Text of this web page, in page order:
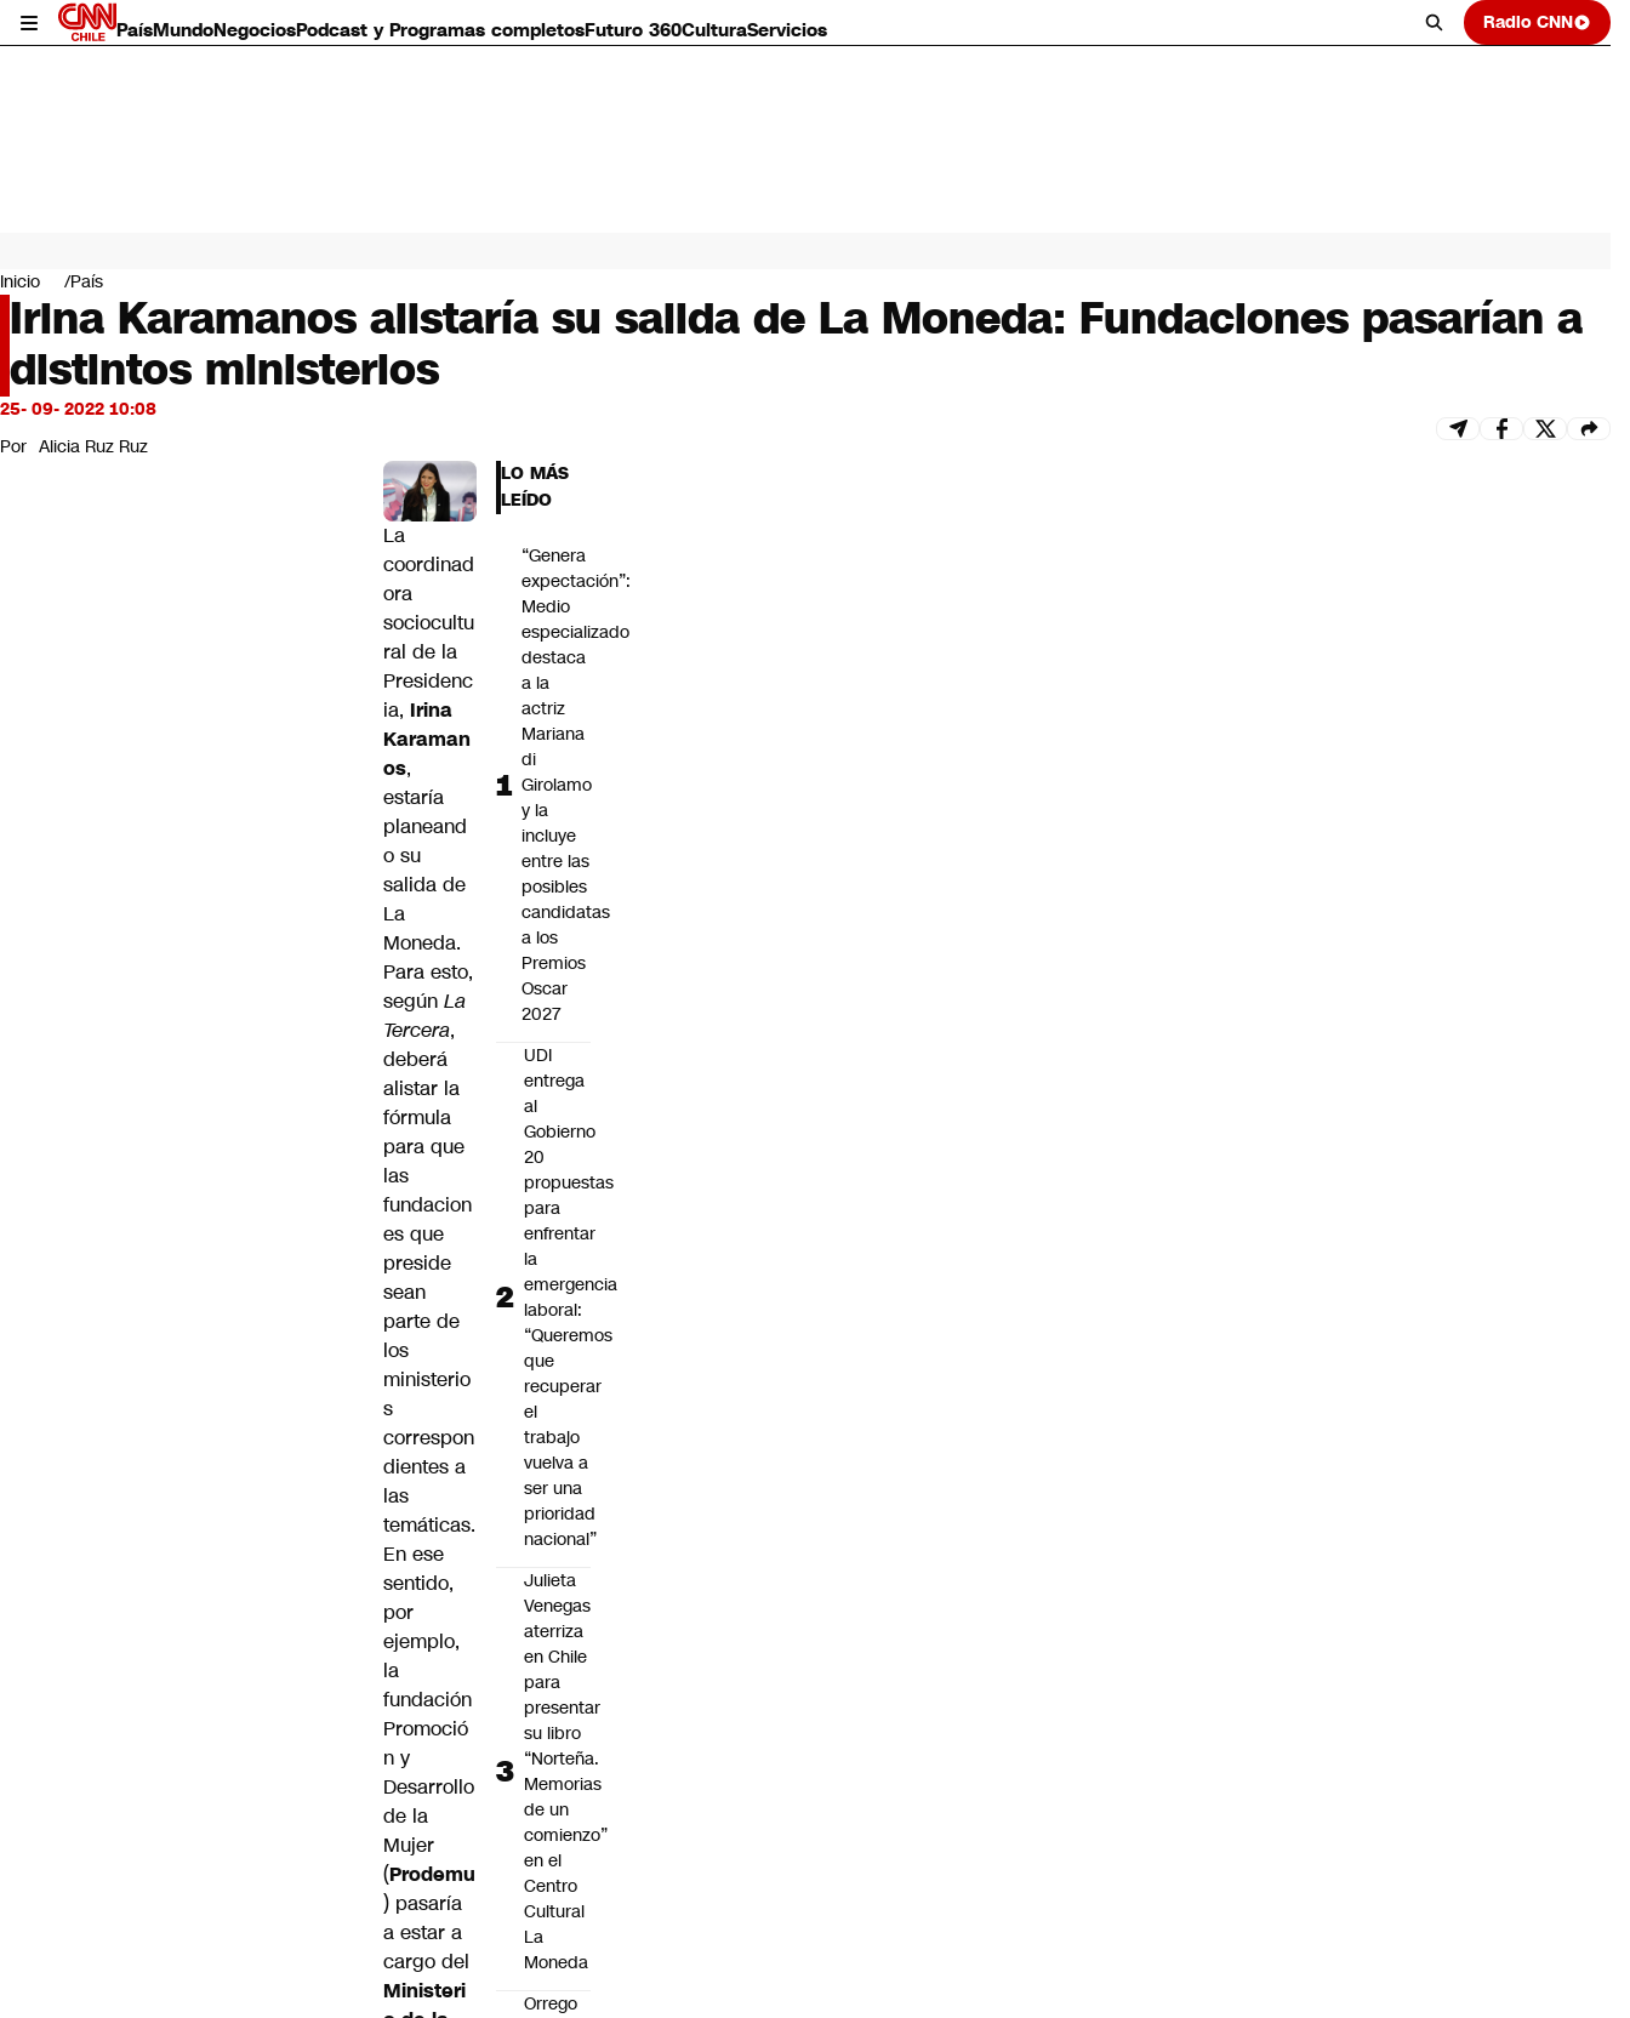
PaísMundoNegociosPodcast y Programas completosFuturo 360CulturaServicios Radio CNN
Mundo
Negocios
Deportes
Programas completos
Cultura
Servicios
Bits
CNN Data
Inicio País
Irina Karamanos alistaría su salida de La Moneda: Fundaciones pasarían a
distintos ministerios
25- 09- 2022 10:08
Por Alicia Ruz Ruz
La
coordinad
ora
sociocultu
ral de la
Presidenc
ia, Irina
Karaman
os,
estaría
planeand
o su
salida de
La
Moneda.
Para esto,
según La
Tercera,
deberá
alistar la
fórmula
para que
las
fundacion
es que
preside
sean
parte de
los
ministerio
s
correspon
dientes a
las
temáticas.
En ese
sentido,
por
ejemplo,
la
fundación
Promoció
n y
Desarrollo
de la
Mujer
(Prodemu
) pasaría
a estar a
cargo del
Ministeri
LO MÁS
LEÍDO
“Genera
expectación”:
Medio
especializado
destaca
a la
actriz
Mariana
di
Girolamo
y la
incluye
entre las
posibles
candidatas
a los
Premios
Oscar
2027
UDI
entrega
al
Gobierno
20
propuestas
para
enfrentar
la
emergencia
laboral:
“Queremos
que
recuperar
el
trabajo
vuelva a
ser una
prioridad
nacional”
Julieta
Venegas
aterriza
en Chile
para
presentar
su libro
“Norteña.
Memorias
de un
comienzo”
en el
Centro
Cultural
La
Moneda
Orrego